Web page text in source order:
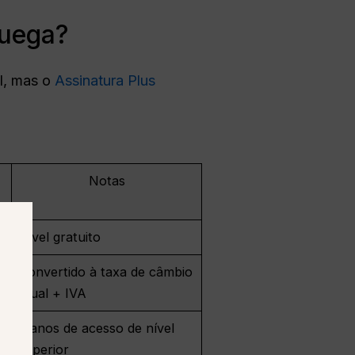
mas o Assinatura Plus
Notas
Nível gratuito
Convertido à taxa de câmbio
atual + IVA
Planos de acesso de nível
superior